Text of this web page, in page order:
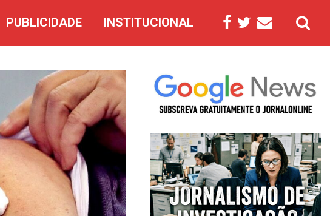
PUBLICIDADE INSTITUCIONAL